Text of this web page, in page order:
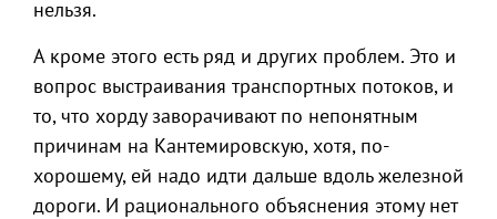
нельзя.
А кроме этого есть ряд и других проблем. Это и
вопрос выстраивания транспортных потоков, и
то, что хорду заворачивают по непонятным
причинам на Кантемировскую, хотя, по-
хорошему, ей надо идти дальше вдоль железной
дороги. И рационального объяснения этому нет